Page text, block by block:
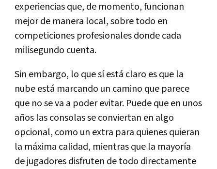
experiencias que, de momento, funcionan
mejor de manera local, sobre todo en
competiciones profesionales donde cada
milisegundo cuenta.
Sin embargo, lo que sí está claro es que la
nube está marcando un camino que parece
que no se va a poder evitar. Puede que en unos
años las consolas se conviertan en algo
opcional, como un extra para quienes quieran
la máxima calidad, mientras que la mayoría
de jugadores disfruten de todo directamente